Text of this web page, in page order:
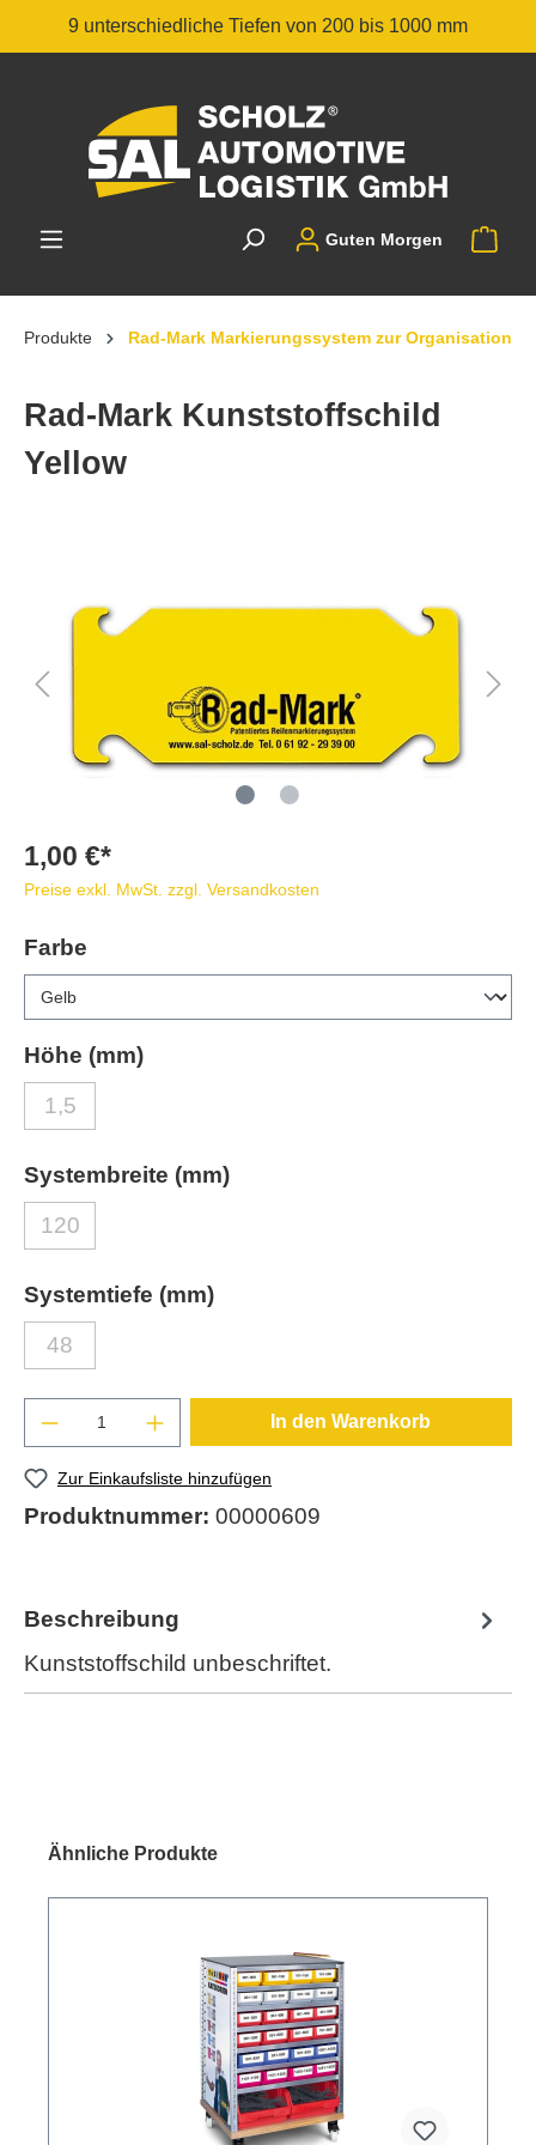
9 unterschiedliche Tiefen von 200 bis 1000 mm
Guten Morgen
Produkte Rad-Mark Markierungssystem zur Organisation
Rad-Mark Kunststoffschild
Yellow
1,00 €*
Preise exkl. MwSt. zzgl. Versandkosten
Farbe
Höhe (mm)
1,5
Systembreite (mm)
120
Systemtiefe (mm)
48
In den Warenkorb
Zur Einkaufsliste hinzufügen
Produktnummer: 00000609
Beschreibung
Kunststoffschild unbeschriftet.
Ähnliche Produkte